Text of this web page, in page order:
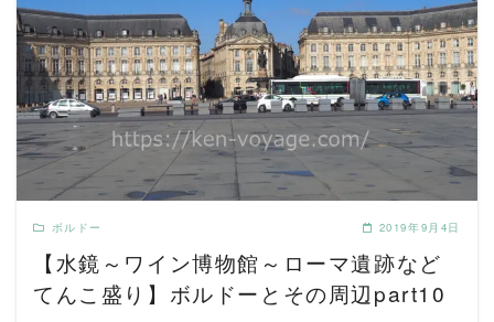
READ MORE
ボルドー 2019年9月4日
【水鏡～ワイン博物館～ローマ遺跡など
てんこ盛り】ボルドーとその周辺part10